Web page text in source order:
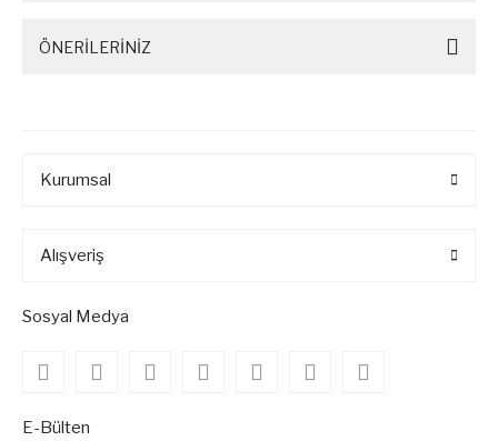
ÖNERİLERİNİZ
Kurumsal
Alışveriş
Sosyal Medya
E-Bülten